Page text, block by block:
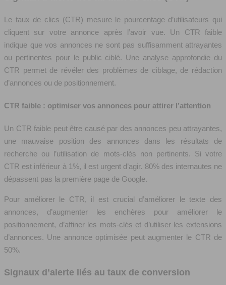
Le taux de clics (CTR) mesure le pourcentage d’utilisateurs qui
cliquent sur votre annonce après l’avoir vue. Un CTR faible
indique que vos annonces ne sont pas suffisamment attrayantes
ou pertinentes pour le public ciblé. Une analyse approfondie du
CTR permet de révéler des problèmes de ciblage, de rédaction
d’annonces ou de positionnement.
CTR faible : optimiser vos annonces pour attirer l’attention
Un CTR faible peut être causé par des annonces peu attrayantes,
une mauvaise position des annonces dans les résultats de
recherche ou l’utilisation de mots-clés non pertinents. Si votre
CTR est inférieur à 1%, il est urgent d’agir. 80% des internautes ne
dépassent pas la première page de Google.
Pour améliorer le CTR, il est crucial d’améliorer le texte des
annonces, d’augmenter les enchères pour améliorer le
positionnement, d’affiner les mots-clés et d’utiliser les extensions
d’annonces. Une annonce optimisée peut augmenter le CTR de
50%.
Signaux d’alerte liés au taux de conversion